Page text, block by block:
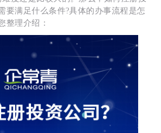
要满足什么条件?具体的办事流程是怎
整理介绍：